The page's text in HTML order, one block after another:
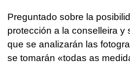
Preguntado sobre la
protección a la conselleira y
que se analizarán las
se tomarán «todas as